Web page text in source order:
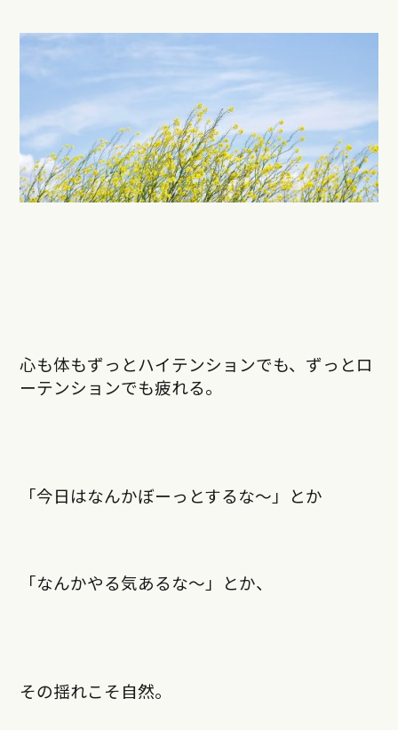
心も体もずっとハイテンションでも、ずっとロ
ーテンションでも疲れる。
「今日はなんかぼーっとするな〜」とか
「なんかやる気あるな〜」とか、
その揺れこそ自然。